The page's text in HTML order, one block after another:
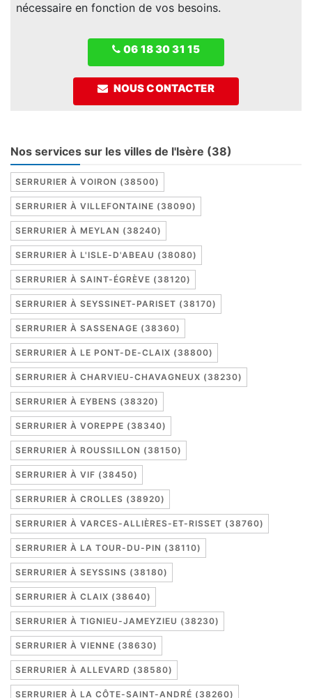
nécessaire en fonction de vos besoins.
06 18 30 31 15
NOUS CONTACTER
Nos services sur les villes de l'Isère (38)
SERRURIER À VOIRON (38500)
SERRURIER À VILLEFONTAINE (38090)
SERRURIER À MEYLAN (38240)
SERRURIER À L'ISLE-D'ABEAU (38080)
SERRURIER À SAINT-ÉGRÈVE (38120)
SERRURIER À SEYSSINET-PARISET (38170)
SERRURIER À SASSENAGE (38360)
SERRURIER À LE PONT-DE-CLAIX (38800)
SERRURIER À CHARVIEU-CHAVAGNEUX (38230)
SERRURIER À EYBENS (38320)
SERRURIER À VOREPPE (38340)
SERRURIER À ROUSSILLON (38150)
SERRURIER À VIF (38450)
SERRURIER À CROLLES (38920)
SERRURIER À VARCES-ALLIÈRES-ET-RISSET (38760)
SERRURIER À LA TOUR-DU-PIN (38110)
SERRURIER À SEYSSINS (38180)
SERRURIER À CLAIX (38640)
SERRURIER À TIGNIEU-JAMEYZIEU (38230)
SERRURIER À VIENNE (38630)
SERRURIER À ALLEVARD (38580)
SERRURIER À LA CÔTE-SAINT-ANDRÉ (38260)